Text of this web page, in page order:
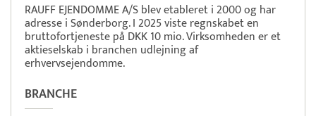
RAUFF EJENDOMME A/S blev etableret i 2000 og har
adresse i Sønderborg. I 2025 viste regnskabet en
bruttofortjeneste på DKK 10 mio. Virksomheden er et
aktieselskab i branchen udlejning af
erhvervsejendomme.
BRANCHE